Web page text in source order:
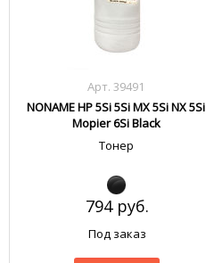
Арт. 39491
NONAME HP 5Si 5Si MX 5Si NX 5Si
Mopier 6Si Black
Тонер
794 руб.
Под заказ